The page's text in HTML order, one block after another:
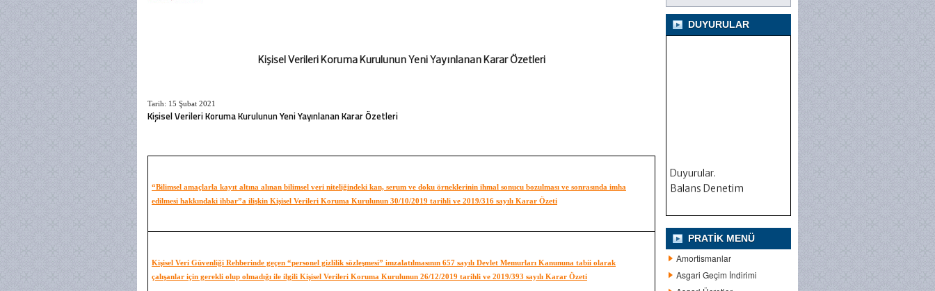
Kişisel Verileri Koruma Kurulunun Yeni Yayınlanan Karar Özetleri
Tarih: 15 Şubat 2021
Kişisel Verileri Koruma Kurulunun Yeni Yayınlanan Karar Özetleri
“Bilimsel amaçlarla kayıt altına alınan bilimsel veri niteliğindeki kan, serum ve doku örneklerinin ihmal sonucu bozulması ve sonrasında imha
edilmesi hakkındaki ihbar”a ilişkin Kişisel Verileri Koruma Kurulunun 30/10/2019 tarihli ve 2019/316 sayılı Karar Özeti
Kişisel Veri Güvenliği Rehberinde geçen “personel gizlilik sözleşmesi” imzalatılmasının 657 sayılı Devlet Memurları Kanununa tabii olarak
çalışanlar için gerekli olup olmadığı ile ilgili Kişisel Verileri Koruma Kurulunun 26/12/2019 tarihli ve 2019/393 sayılı Karar Özeti
DUYURULAR
Duyurular.
Balans Denetim
PRATIK MENÜ
Amortismanlar
Asgari Geçim İndirimi